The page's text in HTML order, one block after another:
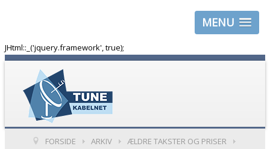
MENU
JHtml::_('jquery.framework', true);
FORSIDE ARKIV
ÆLDRE TAKSTER OG PRISER